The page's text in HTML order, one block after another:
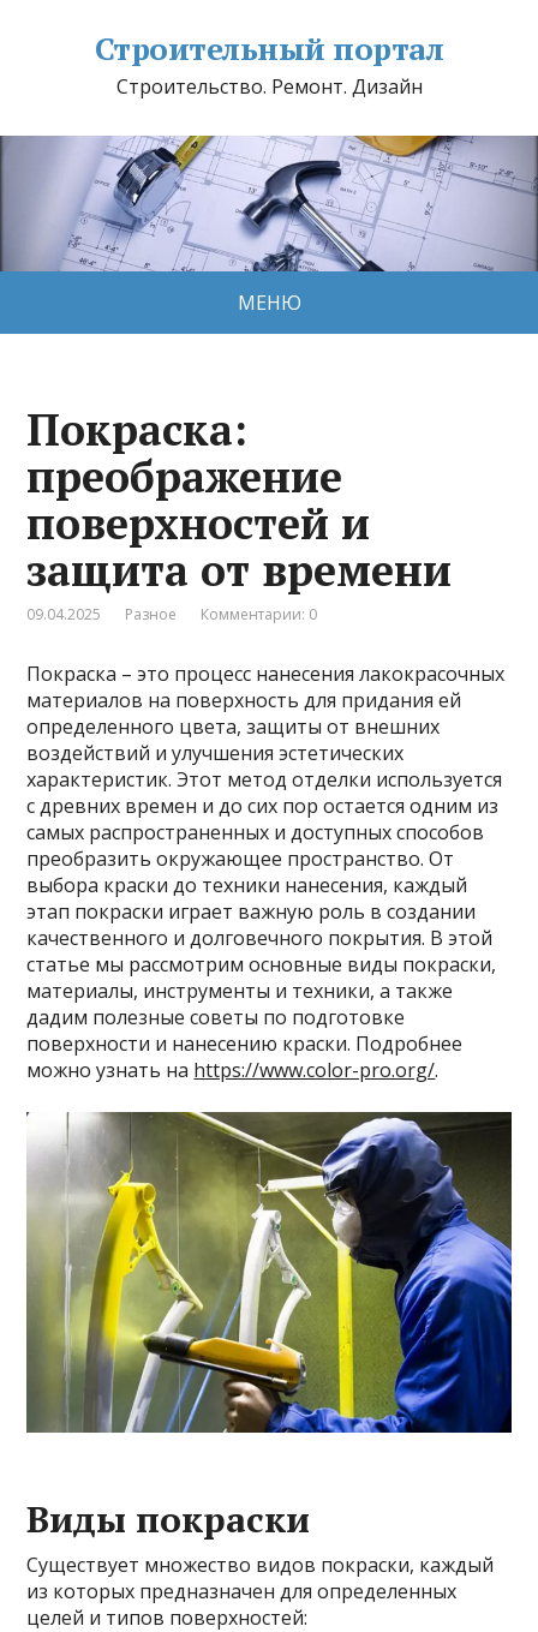
Строительный портал
Строительство. Ремонт. Дизайн
МЕНЮ
Покраска:
преображение
поверхностей и
защита от времени
09.04.2025 Разное Комментарии: 0
Покраска – это процесс нанесения лакокрасочных
материалов на поверхность для придания ей
определенного цвета, защиты от внешних
воздействий и улучшения эстетических
характеристик. Этот метод отделки используется
с древних времен и до сих пор остается одним из
самых распространенных и доступных способов
преобразить окружающее пространство. От
выбора краски до техники нанесения, каждый
этап покраски играет важную роль в создании
качественного и долговечного покрытия. В этой
статье мы рассмотрим основные виды покраски,
материалы, инструменты и техники, а также
дадим полезные советы по подготовке
поверхности и нанесению краски. Подробнее
можно узнать на https://www.color-pro.org/.
Виды покраски
Существует множество видов покраски, каждый
из которых предназначен для определенных
целей и типов поверхностей: